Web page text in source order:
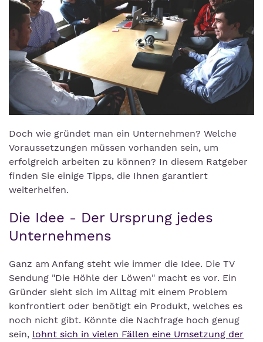
Doch wie gründet man ein Unternehmen? Welche
Voraussetzungen müssen vorhanden sein, um
erfolgreich arbeiten zu können? In diesem Ratgeber
finden Sie einige Tipps, die Ihnen garantiert
weiterhelfen.
Die Idee - Der Ursprung jedes
Unternehmens
Ganz am Anfang steht wie immer die Idee. Die TV
Sendung "Die Höhle der Löwen" macht es vor. Ein
Gründer sieht sich im Alltag mit einem Problem
konfrontiert oder benötigt ein Produkt, welches es
noch nicht gibt. Könnte die Nachfrage hoch genug
sein, lohnt sich in vielen Fällen eine Umsetzung der